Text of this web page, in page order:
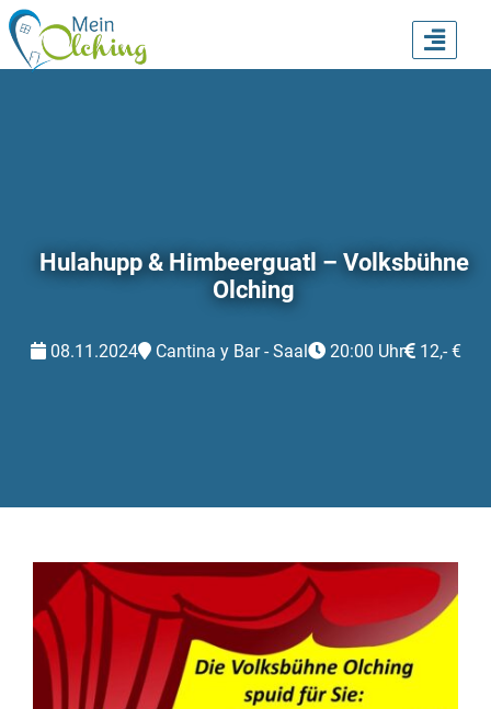
Hulahupp & Himbeerguatl – Volksbühne
Olching
08.11.2024 Cantina y Bar - Saal 20:00 Uhr 12,- €